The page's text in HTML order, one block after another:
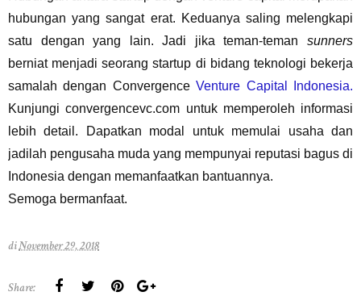
hubungan yang sangat erat. Keduanya saling melengkapi
satu dengan yang lain. Jadi jika teman-teman sunners
berniat menjadi seorang startup di bidang teknologi bekerja
samalah dengan ConvergenceVenture Capital Indonesia.
Kunjungi convergencevc.com untuk memperoleh informasi
lebih detail. Dapatkan modal untuk memulai usaha dan
jadilah pengusaha muda yang mempunyai reputasi bagus di
Indonesia dengan memanfaatkan bantuannya.
Semoga bermanfaat.
diNovember 29, 2018
Share: